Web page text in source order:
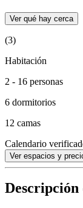
Ver qué hay cerca
(3)
Habitación
2 - 16 personas
6 dormitorios
12 camas
Calendario
Ver espacios y